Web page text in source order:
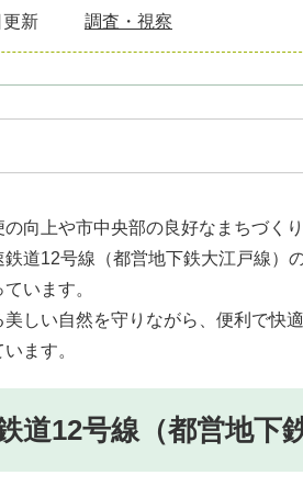
新 調査・視察
向上や市中央部の良好なまちづく
鉄道12号線（都営地下鉄大江戸線）
います。
しい自然を守りながら、便利で快
ます。
道12号線（都営地下